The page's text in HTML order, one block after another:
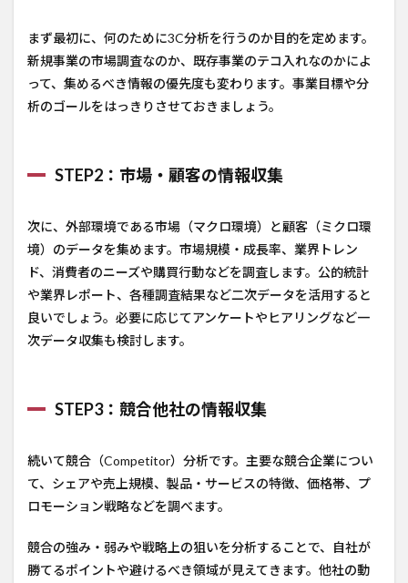
まず最初に、何のために3C分析を行うのか目的を定めます。
新規事業の市場調査なのか、既存事業のテコ入れなのかによ
って、集めるべき情報の優先度も変わります。事業目標や分
析のゴールをはっきりさせておきましょう。
STEP2：市場・顧客の情報収集
次に、外部環境である市場（マクロ環境）と顧客（ミクロ環
境）のデータを集めます。市場規模・成長率、業界トレン
ド、消費者のニーズや購買行動などを調査します。公的統計
や業界レポート、各種調査結果など二次データを活用すると
良いでしょう。必要に応じてアンケートやヒアリングなど一
次データ収集も検討します。
STEP3：競合他社の情報収集
続いて競合（Competitor）分析です。主要な競合企業につい
て、シェアや売上規模、製品・サービスの特徴、価格帯、プ
ロモーション戦略などを調べます。
競合の強み・弱みや戦略上の狙いを分析することで、自社が
勝てるポイントや避けるべき領域が見えてきます。他社の動